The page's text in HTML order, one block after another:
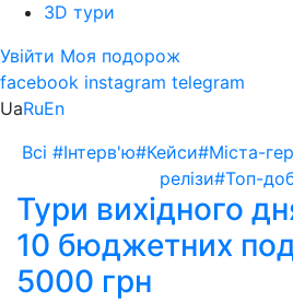
3D тури
Увійти Моя подорож
facebook instagram telegram
UaRuEn
Всі #Інтерв'ю#Кейси#Міста-
релізи#Топ-
Тури вихідного
10 бюджетних
5000 грн